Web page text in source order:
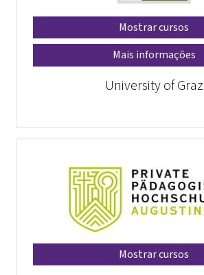
Mostrar cursos
Mais informações
University of Graz
Mostrar cursos